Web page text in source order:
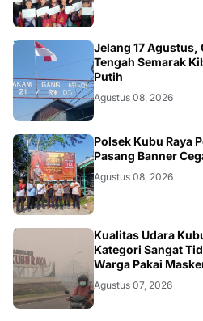
Jelang 17 Agustus,
Tengah Semarak
Putih
Agustus 08, 2026
KALBAR
Polsek Kubu Raya
Pasang Banner
Agustus 08, 2026
KALBAR
Kualitas Udara
Kategori Sangat
Warga Pakai
Agustus 07, 2026